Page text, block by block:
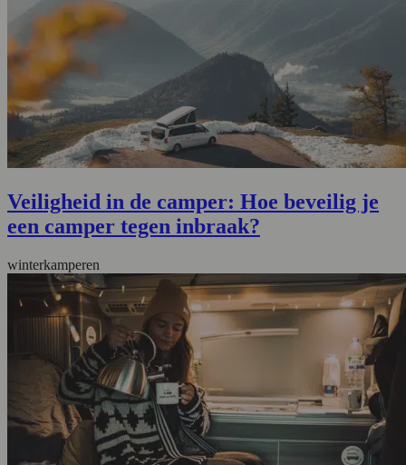
Veiligheid in de camper: Hoe beveilig je
een camper tegen inbraak?
winterkamperen